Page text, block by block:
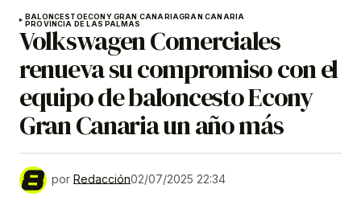
BALONCESTOECONY GRAN CANARIAGRAN CANARIA
PROVINCIA DE LAS PALMAS
Volkswagen Comerciales
renueva su compromiso con el
equipo de baloncesto Econy
Gran Canaria un año más
por Redacción02/07/2025 22:34